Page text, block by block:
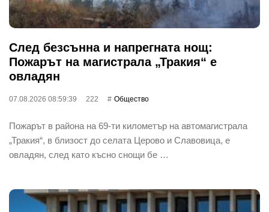
След безсънна и напрегната нощ:
Пожарът на магистрала „Тракия“ е
овладян
07.08.2026 08:59:39 222 Общество
Пожарът в района на 69-ти километър на автомагистрала
„Тракия“, в близост до селата Церово и Славовица, е
овладян, след като късно снощи бе …